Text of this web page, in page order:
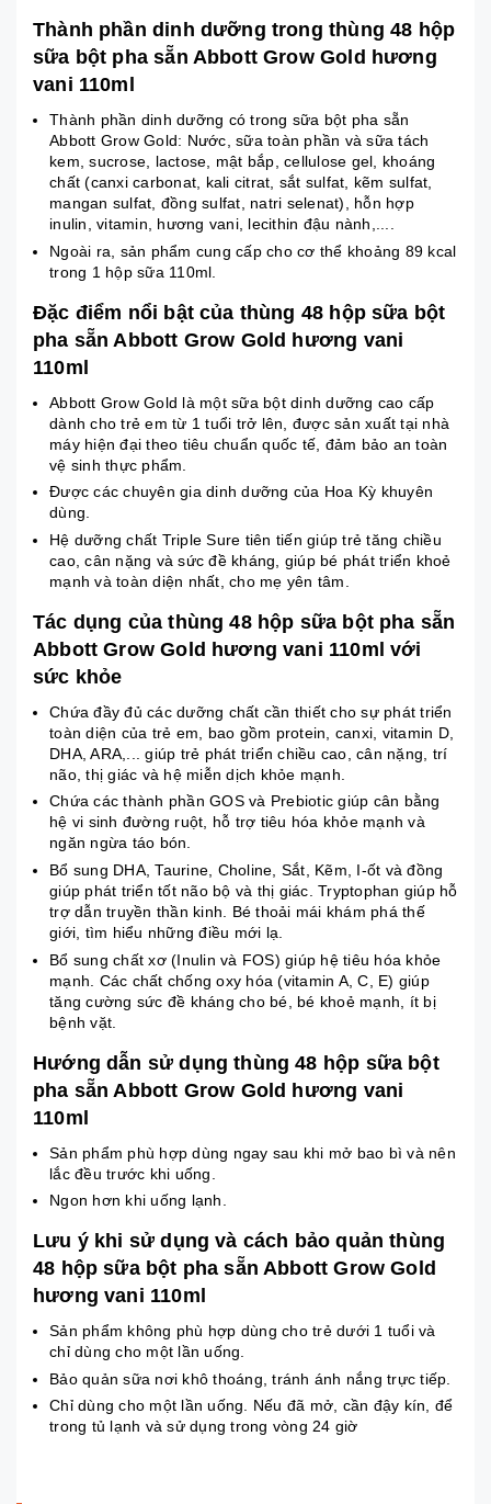
Thành phần dinh dưỡng trong thùng 48 hộp
sữa bột pha sẵn Abbott Grow Gold hương
vani 110ml
Thành phần dinh dưỡng có trong sữa bột pha sẵn
Abbott Grow Gold: Nước, sữa toàn phần và sữa tách
kem, sucrose, lactose, mật bắp, cellulose gel, khoáng
chất (canxi carbonat, kali citrat, sắt sulfat, kẽm sulfat,
mangan sulfat, đồng sulfat, natri selenat), hỗn hợp
inulin, vitamin, hương vani, lecithin đậu nành,....
Ngoài ra, sản phẩm cung cấp cho cơ thể khoảng 89 kcal
trong 1 hộp sữa 110ml.
Đặc điểm nổi bật của thùng 48 hộp sữa bột
pha sẵn Abbott Grow Gold hương vani
110ml
Abbott Grow Gold là một sữa bột dinh dưỡng cao cấp
dành cho trẻ em từ 1 tuổi trở lên, được sản xuất tại nhà
máy hiện đại theo tiêu chuẩn quốc tế, đảm bảo an toàn
vệ sinh thực phẩm.
Được các chuyên gia dinh dưỡng của Hoa Kỳ khuyên
dùng.
Hệ dưỡng chất Triple Sure tiên tiến giúp trẻ tăng chiều
cao, cân nặng và sức đề kháng, giúp bé phát triển khoẻ
mạnh và toàn diện nhất, cho mẹ yên tâm.
Tác dụng của thùng 48 hộp sữa bột pha sẵn
Abbott Grow Gold hương vani 110ml với
sức khỏe
Chứa đầy đủ các dưỡng chất cần thiết cho sự phát triển
toàn diện của trẻ em, bao gồm protein, canxi, vitamin D,
DHA, ARA,... giúp trẻ phát triển chiều cao, cân nặng, trí
não, thị giác và hệ miễn dịch khỏe mạnh.
Chứa các thành phần GOS và Prebiotic giúp cân bằng
hệ vi sinh đường ruột, hỗ trợ tiêu hóa khỏe mạnh và
ngăn ngừa táo bón.
Bổ sung DHA, Taurine, Choline, Sắt, Kẽm, I-ốt và đồng
giúp phát triển tốt não bộ và thị giác. Tryptophan giúp hỗ
trợ dẫn truyền thần kinh. Bé thoải mái khám phá thế
giới, tìm hiểu những điều mới lạ.
Bổ sung chất xơ (Inulin và FOS) giúp hệ tiêu hóa khỏe
mạnh. Các chất chống oxy hóa (vitamin A, C, E) giúp
tăng cường sức đề kháng cho bé, bé khoẻ mạnh, ít bị
bệnh vặt.
Hướng dẫn sử dụng thùng 48 hộp sữa bột
pha sẵn Abbott Grow Gold hương vani
110ml
Sản phẩm phù hợp dùng ngay sau khi mở bao bì và nên
lắc đều trước khi uống.
Ngon hơn khi uống lạnh.
Lưu ý khi sử dụng và cách bảo quản thùng
48 hộp sữa bột pha sẵn Abbott Grow Gold
hương vani 110ml
Sản phẩm không phù hợp dùng cho trẻ dưới 1 tuổi và
chỉ dùng cho một lần uống.
Bảo quản sữa nơi khô thoáng, tránh ánh nắng trực tiếp.
Chỉ dùng cho một lần uống. Nếu đã mở, cần đậy kín, để
trong tủ lạnh và sử dụng trong vòng 24 giờ